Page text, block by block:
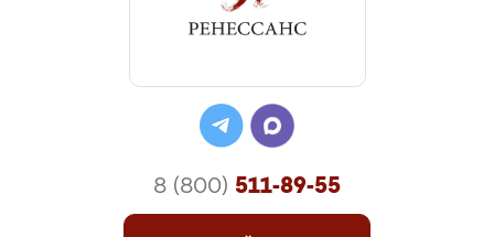
8 (800) 511-89-55